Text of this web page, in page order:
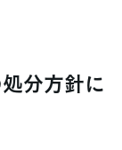
分方針に